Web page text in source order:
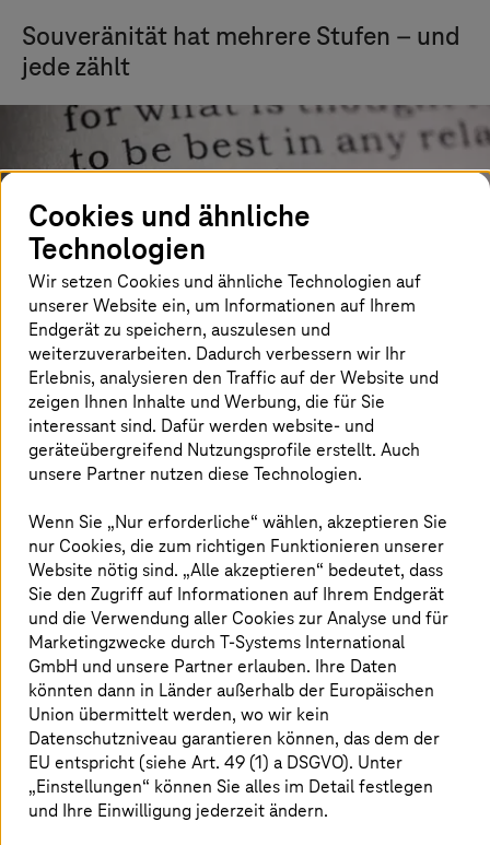
Souveränität hat mehrere Stufen – und
jede zählt
Auch in anderen Bereichen bleibt die Abhängigkeit groß:
von außereuropäischen Anbietern, und auch bei
generativen KI-Modellen dominieren US-amerikanische
und asiatische Player. Das zeigt: Europa ist auf dem Weg,
aber noch weit von vollständiger digitaler Souveränität
entfernt. Jedes Unternehmen, das KI einsetzt, sollte sich
daher zentrale Fragen stellen: Wer betreibt meine
Infrastruktur? Wo liegen meine Daten? Wie transparent
und kontrollierbar ist mein Modell? Wer diese Fragen
nicht klar beantworten kann, hat die Kontrolle über seine
KI-Umgebung noch nicht wirklich erlangt – und damit
auch nicht über seine digitale Zukunft.
Souveräne KI bedeutet daher:
Cookies und ähnliche
Technologien
Wir setzen Cookies und ähnliche Technologien auf
unserer Website ein, um Informationen auf Ihrem
Endgerät zu speichern, auszulesen und
weiterzuverarbeiten. Dadurch verbessern wir Ihr
Erlebnis, analysieren den Traffic auf der Website und
zeigen Ihnen Inhalte und Werbung, die für Sie
interessant sind. Dafür werden website- und
geräteübergreifend Nutzungsprofile erstellt. Auch
unsere Partner nutzen diese Technologien.
Wenn Sie „Nur erforderliche“ wählen, akzeptieren Sie
nur Cookies, die zum richtigen Funktionieren unserer
Website nötig sind. „Alle akzeptieren“ bedeutet, dass
Sie den Zugriff auf Informationen auf Ihrem Endgerät
und die Verwendung aller Cookies zur Analyse und für
Marketingzwecke durchT-Systems International
GmbH und unsere Partner erlauben. Ihre Daten
könnten dann in Länder außerhalb der Europäischen
Union übermittelt werden, wo wir kein
Datenschutzniveau garantieren können, das dem der
EU entspricht (siehe Art. 49 (1) a DSGVO). Unter
„Einstellungen“ können Sie alles im Detail festlegen
und Ihre Einwilligung jederzeit ändern.